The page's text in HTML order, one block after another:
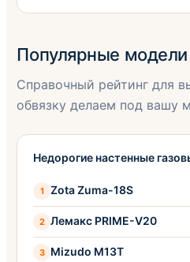
Популярные
Справочный рейтинг для
обвязку делаем под вашу
Недорогие настенные
Zota Zuma-18S
Лемакс PRIME-V20
Mizudo M13T